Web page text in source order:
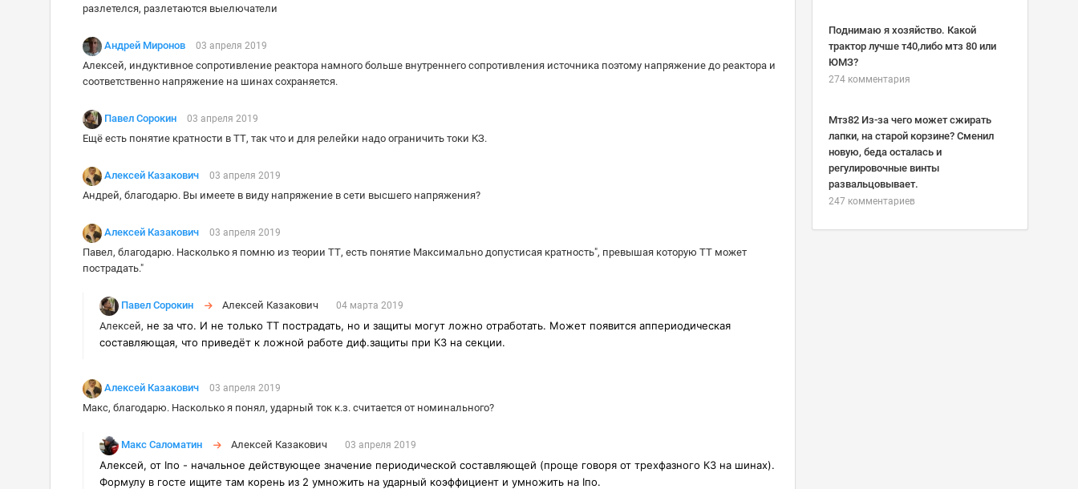
разлетелся, разлетаются выелючатели
Андрей Миронов 03 апреля 2019
Алексей, индуктивное сопротивление реактора намного больше внутреннего сопротивления источника поэтому напряжение до реактора и
соответственно напряжение на шинах сохраняется.
Павел Сорокин 03 апреля 2019
Ещё есть понятие кратности в ТТ, так что и для релейки надо ограничить токи КЗ.
Алексей Казакович 03 апреля 2019
Андрей, благодарю. Вы имеете в виду напряжение в сети высшего напряжения?
Алексей Казакович 03 апреля 2019
Павел, благодарю. Насколько я помню из теории ТТ, есть понятие Максимально допустисая кратность", превышая которую ТТ может
пострадать."
Павел Сорокин Алексей Казакович 04 марта 2019
Алексей, не за что. И не только ТТ пострадать, но и защиты могут ложно отработать. Может появится аппериодическая
составляющая, что приведёт к ложной работе диф.защиты при КЗ на секции.
Алексей Казакович 03 апреля 2019
Макс, благодарю. Насколько я понял, ударный ток к.з. считается от номинального?
Макс Саломатин Алексей Казакович 03 апреля 2019
Алексей, от Iпо - начальное действующее значение периодической составляющей (проще говоря от трехфазного КЗ на шинах).
Формулу в госте ищите там корень из 2 умножить на ударный коэффициент и умножить на Iпо.
Поднимаю я хозяйство. Какой
трактор лучше т40,либо мтз 80 или
ЮМЗ?
274 комментария
Мтз82 Из-за чего может сжирать
лапки, на старой корзине? Сменил
новую, беда осталась и
регулировочные винты
развальцовывает.
247 комментариев